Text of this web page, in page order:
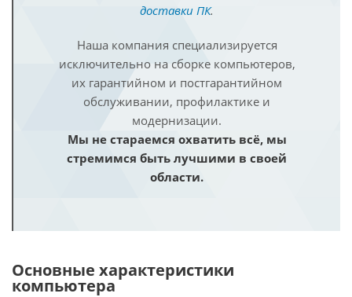
доставки ПК.
Наша компания специализируется
исключительно на сборке компьютеров,
их гарантийном и постгарантийном
обслуживании, профилактике и
модернизации.
Мы не стараемся охватить всё, мы
стремимся быть лучшими в своей
области.
Основные характеристики
компьютера